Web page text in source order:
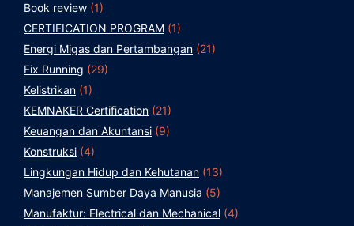
Book review (1)
CERTIFICATION PROGRAM (1)
Energi Migas dan Pertambangan (21)
Fix Running (29)
Kelistrikan (1)
KEMNAKER Certification (21)
Keuangan dan Akuntansi (9)
Konstruksi (4)
Lingkungan Hidup dan Kehutanan (13)
Manajemen Sumber Daya Manusia (5)
Manufaktur: Electrical dan Mechanical (4)